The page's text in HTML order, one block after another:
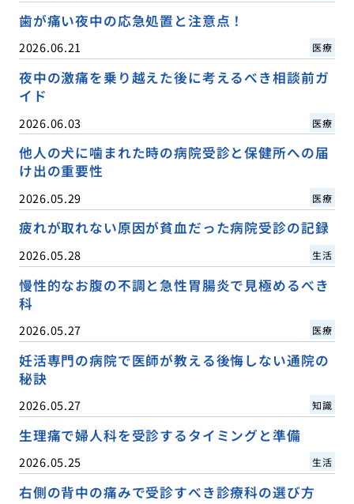
歯が痛い夜中の応急処置と注意点！
2026.06.21 医療
夜中の激痛を乗り越えた後に考えるべき相談前ガ
イド
2026.06.03 医療
他人の犬に噛まれた時の病院受診と保健所への届
け出の重要性
2026.05.29 医療
疲れが取れない原因が貧血だった病院受診の記録
2026.05.28 生活
慢性的なお腹の不調と急性胃腸炎で見極めるべき
科
2026.05.27 医療
妊活専門の病院で医師が教える後悔しない通院の
秘訣
2026.05.27 知識
生理痛で婦人科を受診するタイミングと準備
2026.05.25 生活
右側の背中の痛みで受診すべき診療科の選び方